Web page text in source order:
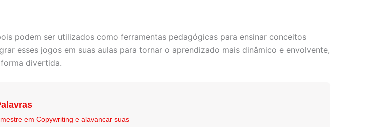
podem ser utilizados como ferramentas pedagógicas para ensinar conceitos
esses jogos em suas aulas para tornar o aprendizado mais dinâmico e envolvente,
divertida.
em Copywriting e alavancar suas